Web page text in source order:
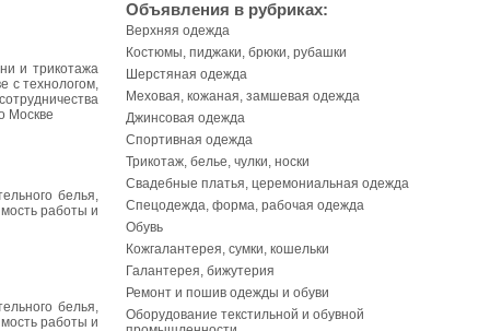
и трикотажа
с технологом,
Москве
белья,
работы и
белья,
работы и
Объявления в рубриках:
Верхняя одежда
Костюмы, пиджаки, брюки, рубашки
Шерстяная одежда
Меховая, кожаная, замшевая одежда
Джинсовая одежда
Спортивная одежда
Трикотаж, белье, чулки, носки
Свадебные платья, церемониальная одежда
Спецодежда, форма, рабочая одежда
Обувь
Кожгалантерея, сумки, кошельки
Галантерея, бижутерия
Ремонт и пошив одежды и обуви
Оборудование текстильной и обувной